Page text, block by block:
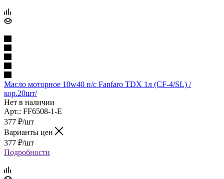
Масло моторное 10w40 п/с Fanfaro TDX 1л (CF-4/SL) /
кор.20шт/
Нет в наличии
Арт.: FF6508-1-E
377 ₽/шт
Варианты цен
377 ₽/шт
Подробности